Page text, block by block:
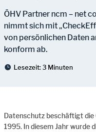
ÖHV Partner ncm – net
nimmt sich mit
von persönlichen Daten
konform ab.
Lesezeit:3 Minuten
Datenschutz beschäftigt die
1995. In diesem Jahr wurde